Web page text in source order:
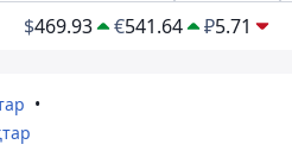
$469.93 €541.64 ₽5.71